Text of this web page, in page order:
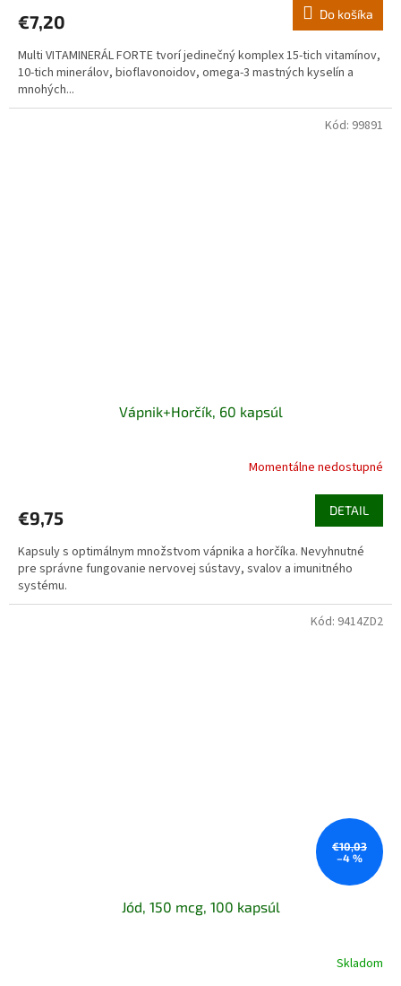
€7,20 Do košíka
Multi VITAMINERÁL FORTE tvorí jedinečný komplex 15-tich vitamínov,
10-tich minerálov, bioflavonoidov, omega-3 mastných kyselín a
mnohých...
Vápnik+Horčík, 60 kapsúl
Momentálne nedostupné
€9,75 DETAIL
Kapsuly s optimálnym množstvom vápnika a horčíka. Nevyhnutné
pre správne fungovanie nervovej sústavy, svalov a imunitného
systému.
Kód: 99891
€10,03
–4 %
Jód, 150 mcg, 100 kapsúl
Skladom
Kód: 9414ZD2